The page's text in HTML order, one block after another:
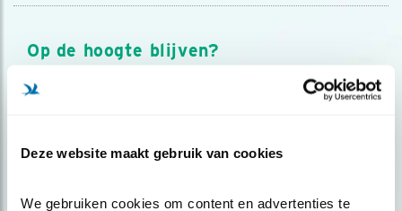
Deze website maakt gebruik van cookies
We gebruiken cookies om content en advertenties te
Op de hoogte blijven?
Meld je aan en ontvang nieuws, inspiratie, acties en tips
over vogels en activiteiten van Vogelbescherming.